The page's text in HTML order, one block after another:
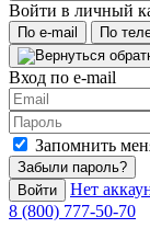
Войти в личный
По e-mail По
Вход по e-mail
Запомнить
Забыли пароль?
Войти
Нет
8 (800) 777-50-70